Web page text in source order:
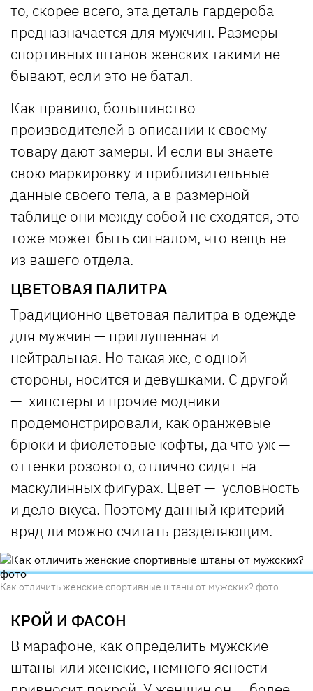
то, скорее всего, эта деталь гардероба
предназначается для мужчин. Размеры
спортивных штанов женских такими не
бывают, если это не батал.
Как правило, большинство
производителей в описании к своему
товару дают замеры. И если вы знаете
свою маркировку и приблизительные
данные своего тела, а в размерной
таблице они между собой не сходятся, это
тоже может быть сигналом, что вещь не
из вашего отдела.
ЦВЕТОВАЯ ПАЛИТРА
Традиционно цветовая палитра в одежде
для мужчин — приглушенная и
нейтральная. Но такая же, с одной
стороны, носится и девушками. С другой
— хипстеры и прочие модники
продемонстрировали, как оранжевые
брюки и фиолетовые кофты, да что уж —
оттенки розового, отлично сидят на
маскулинных фигурах. Цвет — условность
и дело вкуса. Поэтому данный критерий
вряд ли можно считать разделяющим.
Как отличить женские спортивные штаны от мужских? фото
КРОЙ И ФАСОН
В марафоне, как определить мужские
штаны или женские, немного ясности